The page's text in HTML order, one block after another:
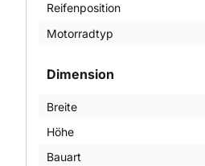
Dimension
Breite
Höhe
Bauart
Reifenposition
Motorradtyp